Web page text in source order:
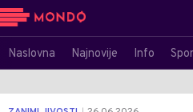
Naslovna Najnovije Info